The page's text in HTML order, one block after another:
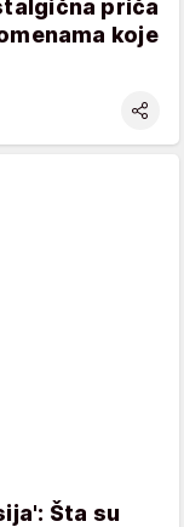
priča
koje
Šta su